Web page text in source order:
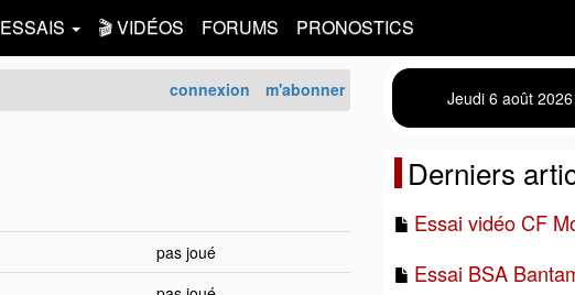
ESSAIS 🎬 VIDÉOS FORUMS PRONOSTICS
connexion m'abonner
pas joué
Jeudi 6 août
Derniers
Essai vidéo CF
Essai BSA